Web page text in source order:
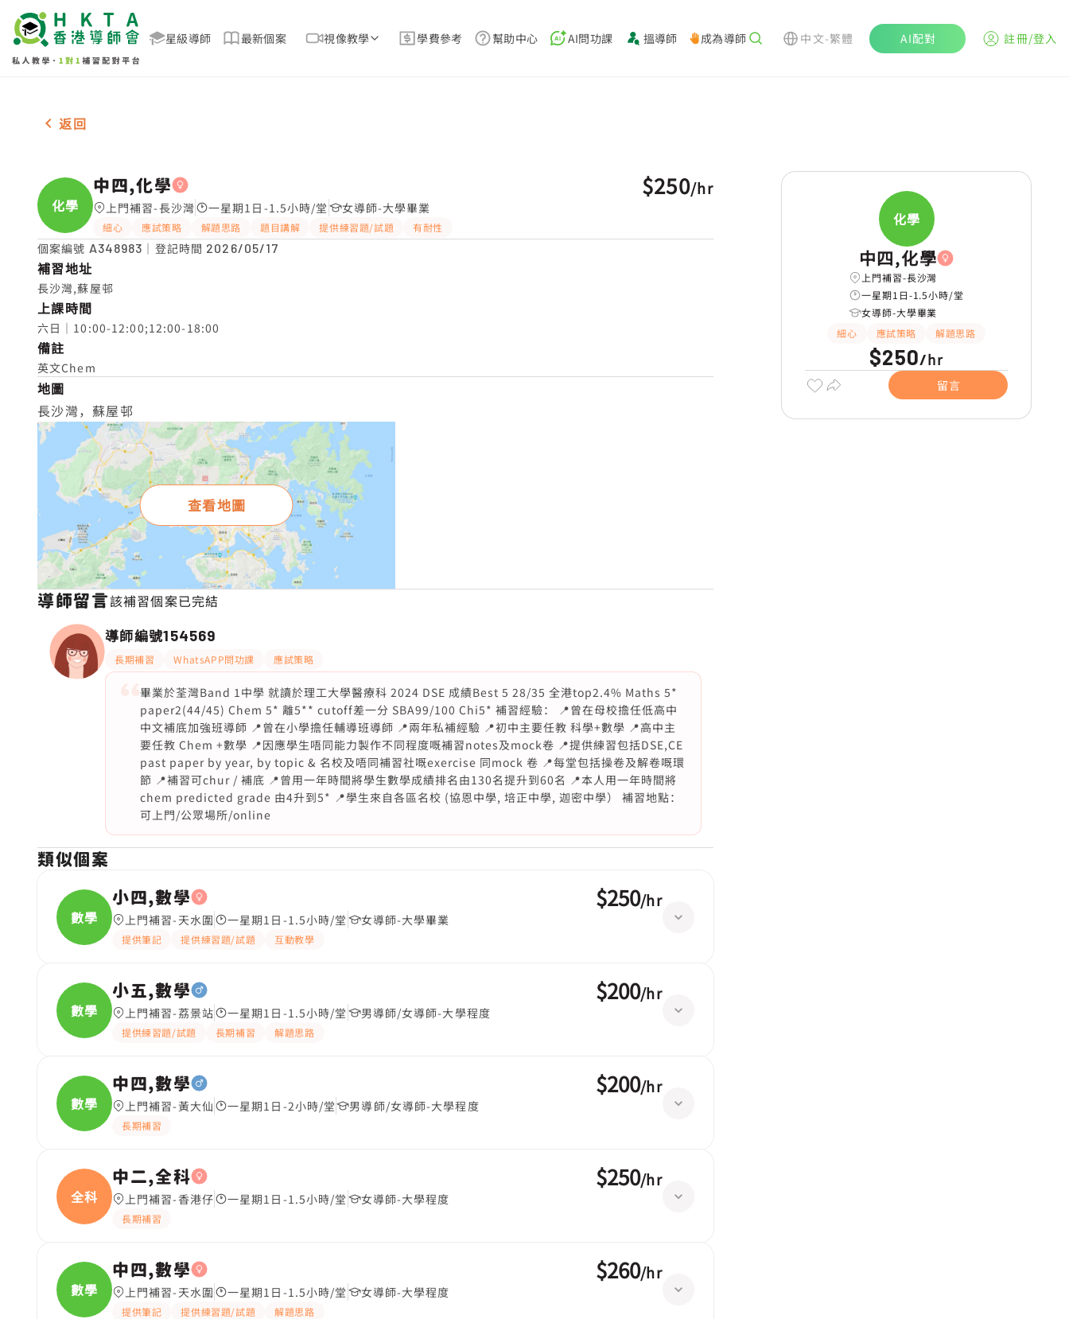
星級導師 最新個案 視像教學 學費參考 幫助中心 AI問功課 搵導師 成為導師 中文-繁體 AI配對 註冊/登入
女-1名 中四,化學，長沙灣 補習推介
返回
化學
中四,化學
上門補習-長沙灣 一星期1日-1.5小時/堂 女導師-大學畢業
細心 應試策略 解題思路 題目講解 提供練習題/試題 有耐性
$250/hr
個案編號 A348983 ｜登記時間 2026/05/17
補習地址
長沙灣,蘇屋邨
上課時間
六日｜10:00-12:00;12:00-18:00
備註
英文Chem
地圖
長沙灣，蘇屋邨
查看地圖
導師留言該補習個案已完結
導師編號154569
長期補習 WhatsAPP問功課 應試策略
畢業於荃灣Band 1中學 就讀於理工大學醫療科 2024 DSE 成績Best 5 28/35 全港top2.4% Maths 5*
paper2(44/45) Chem 5* 離5** cutoff差一分 SBA99/100 Chi5* 補習經驗： 📍曾在母校擔任低高中
中文補底加強班導師 📍曾在小學擔任輔導班導師 📍兩年私補經驗 📍初中主要任教 科學+數學 📍高中主
要任教 Chem +數學 📍因應學生唔同能力製作不同程度嘅補習notes及mock卷 📍提供練習包括DSE,CE
past paper by year, by topic & 名校及唔同補習社嘅exercise 同mock 卷 📍每堂包括操卷及解卷嘅環
節 📍補習可chur / 補底 📍曾用一年時間將學生數學成績排名由130名提升到60名 📍本人用一年時間將
chem predicted grade 由4升到5* 📍學生來自各區名校 (協恩中學, 培正中學, 迦密中學） 補習地點：
可上門/公眾場所/online
類似個案
數學
小四,數學
上門補習-天水圍 一星期1日-1.5小時/堂 女導師-大學畢業
提供筆記 提供練習題/試題 互動教學
$250/hr
數學
小五,數學
上門補習-荔景站 一星期1日-1.5小時/堂 男導師/女導師-大學程度
提供練習題/試題 長期補習 解題思路
$200/hr
數學
中四,數學
上門補習-黃大仙 一星期1日-2小時/堂 男導師/女導師-大學程度
長期補習
$200/hr
全科
中二,全科
上門補習-香港仔 一星期1日-1.5小時/堂 女導師-大學程度
長期補習
$250/hr
數學
中四,數學
上門補習-天水圍 一星期1日-1.5小時/堂 女導師-大學程度
提供筆記 提供練習題/試題 解題思路
$260/hr
化學
中四,化學
上門補習-長沙灣
一星期1日-1.5小時/堂
女導師-大學畢業
細心
應試策略 解題思路
$250/hr
留言